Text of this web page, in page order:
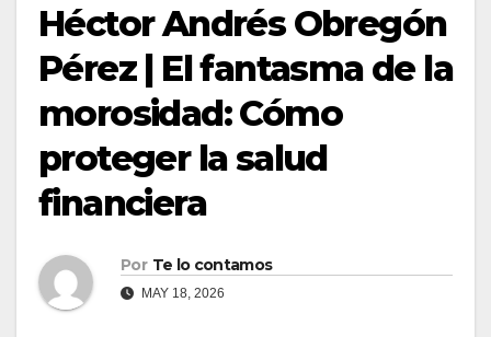
Héctor Andrés Obregón
Pérez | El fantasma de la
morosidad: Cómo
proteger la salud
financiera
Por Te lo contamos
MAY 18, 2026